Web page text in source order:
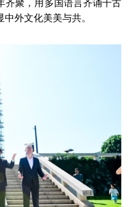
齐聚，用多国语言齐诵千古
外文化美美与共。